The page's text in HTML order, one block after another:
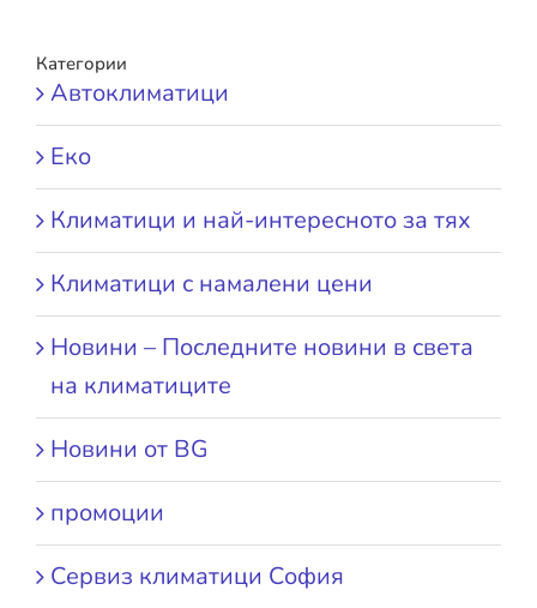
Категории
Автоклиматици
Еко
Климатици и най-интересното за тях
Климатици с намалени цени
Новини – Последните новини в света
на климатиците
Новини от BG
промоции
Сервиз климатици София